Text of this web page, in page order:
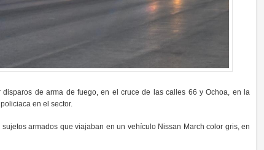
de arma de fuego, en el cruce de las calles 66 y Ochoa, en la
en el sector.
armados que viajaban en un vehículo Nissan March color gris, en